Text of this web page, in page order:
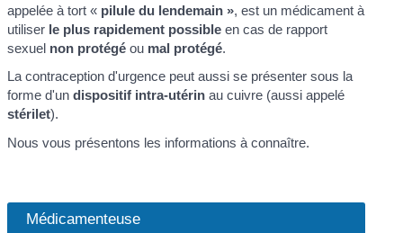
appelée à tort « pilule du lendemain », est un médicament à
utiliser le plus rapidement possible en cas de rapport
sexuel non protégé ou mal protégé.
La contraception d'urgence peut aussi se présenter sous la
forme d'undispositif intra-utérin au cuivre (aussi appelé
stérilet).
Nous vous présentons les informations à connaître.
Médicamenteuse